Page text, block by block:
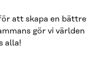
att skapa en bättre
gör vi världen
alla!